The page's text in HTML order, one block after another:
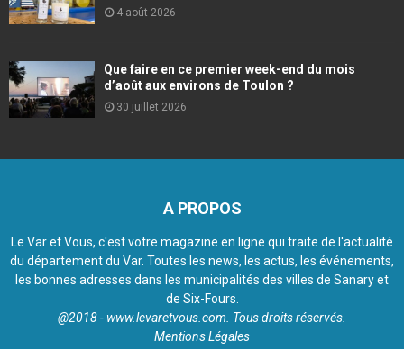
4 août 2026
Que faire en ce premier week-end du mois
d’août aux environs de Toulon ?
30 juillet 2026
A PROPOS
Le Var et Vous, c'est votre magazine en ligne qui traite de l'actualité
du département du Var. Toutes les news, les actus, les événements,
les bonnes adresses dans les municipalités des villes de Sanary et
de Six-Fours.
@2018 - www.levaretvous.com. Tous droits réservés.
Mentions Légales